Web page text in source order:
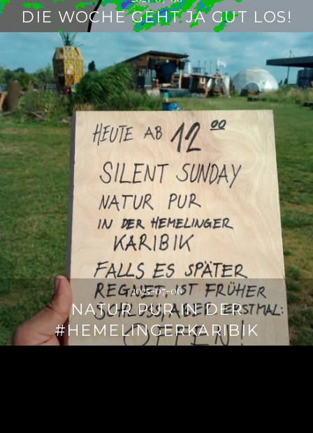
DIE WOCHE GEHT JA GUT LOS!
2025-07-06
NATUR PUR IN DER
#HEMELINGERKARIBIK